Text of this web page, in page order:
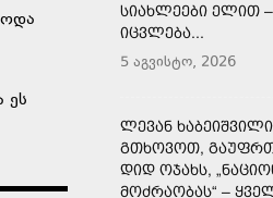
ეს
ᲡᲘᲐᲮᲚᲔᲔᲑᲘ ᲔᲚᲘᲗ
ᲘᲪᲕᲚᲔᲑᲐ...
5 აგვისტო, 2026
ᲚᲔᲕᲐᲜ
ᲒᲗᲮᲝᲕᲝᲗ,
ᲓᲘᲓ ᲝᲯᲐᲮᲡ,
ᲛᲝᲫᲠᲐᲝᲑᲐᲡ“ –